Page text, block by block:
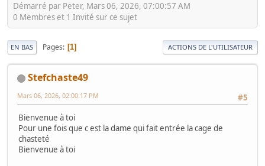
Démarré par Peter, Mars 06, 2026, 07:00:57 AM
0 Membres et 1 Invité sur ce sujet
EN BAS Pages 1 ACTIONS DE L'UTILISATEUR
Stefchaste49
#5
Mars 06, 2026, 02:00:17 PM
Bienvenue à toi
Pour une fois que c est la dame qui fait entrée la cage de
chasteté
Bienvenue à toi